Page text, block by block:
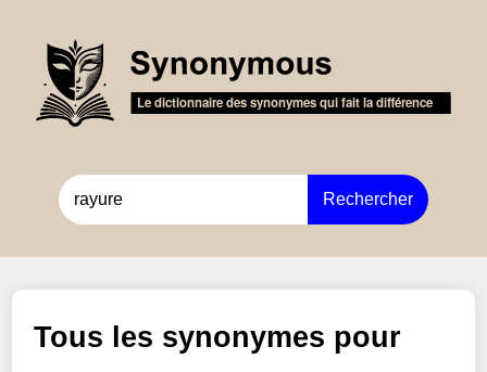
Rechercher
Tous les synonymes pour